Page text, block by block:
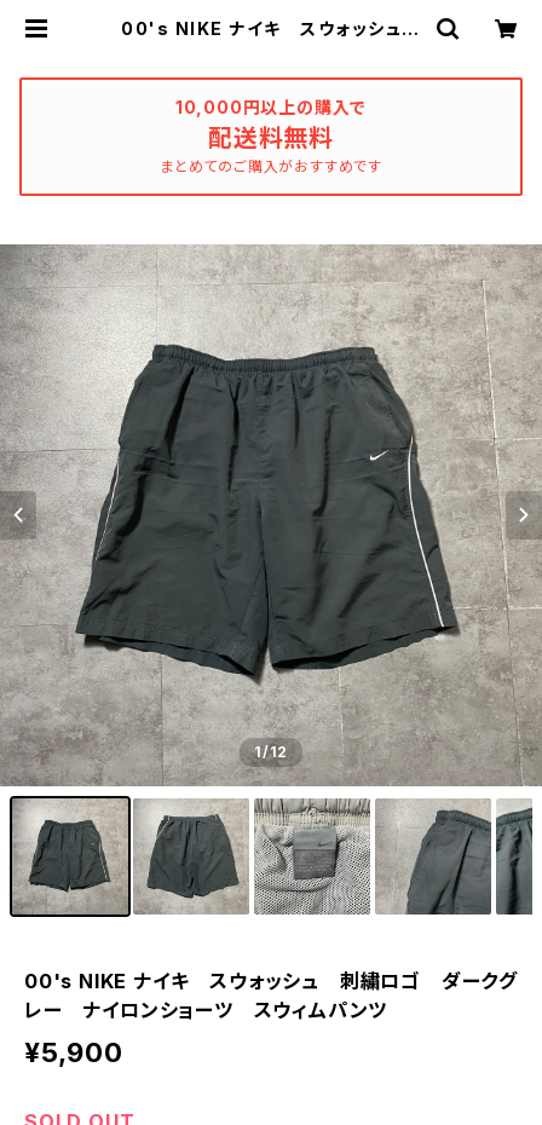
00's NIKE ナイキ スウォッシュ
othing_katharsis
10,000円以上の購入で
配送料無料
まとめてのご購入がおすすめです
1/12
00's NIKE ナイキ スウォッシュ 刺繍ロゴ ダークグ
レー ナイロンショーツ スウィムパンツ
¥5,900